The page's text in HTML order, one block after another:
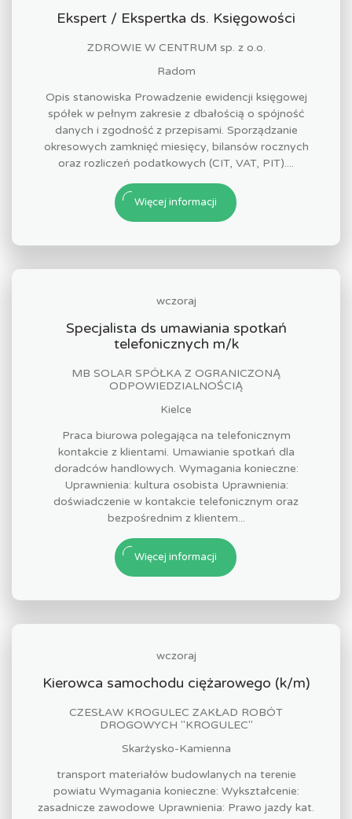
Ekspert / Ekspertka ds. Księgowości
ZDROWIE W CENTRUM sp. z o.o.
Radom
Opis stanowiska Prowadzenie ewidencji księgowej
spółek w pełnym zakresie z dbałością o spójność
danych i zgodność z przepisami. Sporządzanie
okresowych zamknięć miesięcy, bilansów rocznych
oraz rozliczeń podatkowych (CIT, VAT, PIT)....
Więcej informacji
wczoraj
Specjalista ds umawiania spotkań
telefonicznych m/k
MB SOLAR SPÓŁKA Z OGRANICZONĄ
ODPOWIEDZIALNOŚCIĄ
Kielce
Praca biurowa polegająca na telefonicznym
kontakcie z klientami. Umawianie spotkań dla
doradców handlowych. Wymagania konieczne:
Uprawnienia: kultura osobista Uprawnienia:
doświadczenie w kontakcie telefonicznym oraz
bezpośrednim z klientem...
Więcej informacji
wczoraj
Kierowca samochodu ciężarowego (k/m)
CZESŁAW KROGULEC ZAKŁAD ROBÓT
DROGOWYCH "KROGULEC"
Skarżysko-Kamienna
transport materiałów budowlanych na terenie
powiatu Wymagania konieczne: Wykształcenie:
zasadnicze zawodowe Uprawnienia: Prawo jazdy kat.